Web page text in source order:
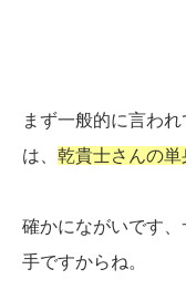
まず一般的に言わ
は、 乾貴士さんの単
確かにながいです
手ですからね。